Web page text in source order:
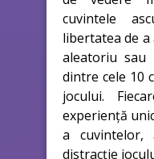
cuvintele
libertatea de
aleatoriu sau
dintre cele 10
jocului.
experiență
a cuvintelor,
distracție